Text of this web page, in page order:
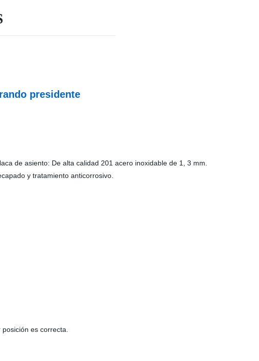
presidente
de asiento: De alta calidad 201 acero inoxidable de 1, 3 mm.
y tratamiento anticorrosivo.
es correcta.